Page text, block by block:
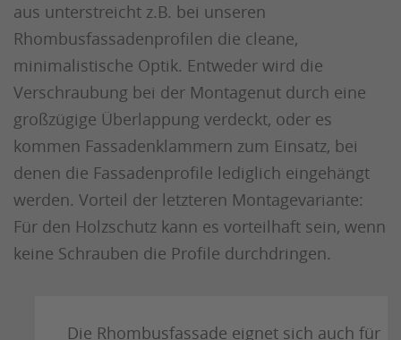
aus unterstreicht z.B. bei unseren
Rhombusfassadenprofilen die cleane,
minimalistische Optik. Entweder wird die
Verschraubung bei der Montagenut durch eine
großzügige Überlappung verdeckt, oder es
kommen Fassadenklammern zum Einsatz, bei
denen die Fassadenprofile lediglich eingehängt
werden. Vorteil der letzteren Montagevariante:
Für den Holzschutz kann es vorteilhaft sein, wenn
keine Schrauben die Profile durchdringen.
Die Rhombusfassade eignet sich auch für